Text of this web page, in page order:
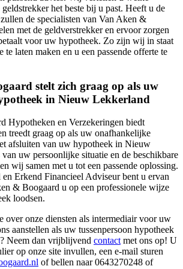
het beste bij u past. Heeft u de
de specialisten van Van Aken &
met de geldverstrekker en ervoor zorgen
voor uw hypotheek. Zo zijn wij in staat
te laten maken en u een passende offerte te
stelt zich graag op als uw
in Nieuw Lekkerland
Hypotheken en Verzekeringen biedt
treedt graag op als uw onafhankelijke
afsluiten van uw hypotheek in Nieuw
uw persoonlijke situatie en de beschikbare
wij samen met u tot een passende oplossing.
Erkend Financieel Adviseur bent u ervan
& Boogaard u op een professionele wijze
loodsen.
over onze diensten als intermediair voor uw
aanstellen als uw tussenpersoon hypotheek
Neem dan vrijblijvend contactmet ons op! U
op onze site invullen, een e-mail sturen
of bellen naar 0643270248 of